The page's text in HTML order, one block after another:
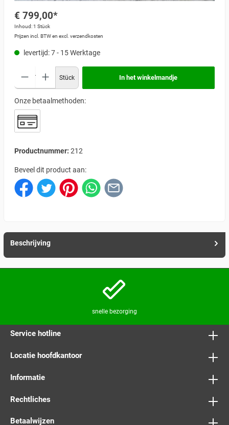
€ 799,00*
Inhoud:1 Stück
Prijzen incl. BTW en excl. verzendkosten
levertijd: 7 - 15 Werktage
Stück In het winkelmandje
Onze betaalmethoden:
Productnummer: 212
Beveel dit product aan:
Beschrijving
snelle bezorging
Service hotline
Locatie hoofdkantoor
Informatie
Rechtliches
Betaalwijzen